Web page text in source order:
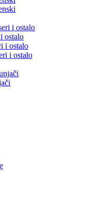
i ostalo
ostalo
i ostalo
i ostalo